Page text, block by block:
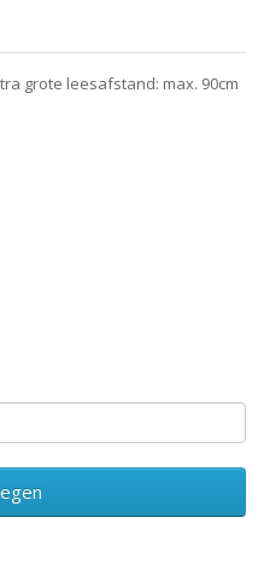
grote leesafstand: max. 90cm